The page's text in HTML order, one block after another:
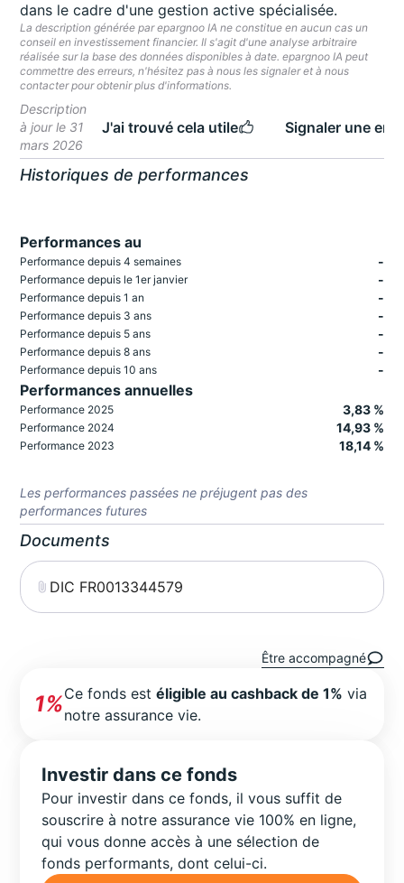
dans le cadre d'une gestion active spécialisée.
La description générée par epargnoo IA ne constitue en aucun cas un
conseil en investissement financier. Il s'agit d'une analyse arbitraire
réalisée sur la base des données disponibles à date. epargnoo IA peut
commettre des erreurs, n'hésitez pas à nous les signaler et à nous
contacter pour obtenir plus d'informations.
Description
à jour le 31
mars 2026
J'ai trouvé cela utile Signaler une
Historiques de performances
Performances au
Performance depuis 4 semaines -
Performance depuis le 1er janvier -
Performance depuis 1 an -
Performance depuis 3 ans -
Performance depuis 5 ans -
Performance depuis 8 ans -
Performance depuis 10 ans -
Performances annuelles
Performance 2025 3,83 %
Performance 2024 14,93 %
Performance 2023 18,14 %
Les performances passées ne préjugent pas des
performances futures
Documents
DIC FR0013344579
Être accompagné
1%Ce fonds estéligible au cashback de 1% via
notre assurance vie.
Investir dans ce fonds
Pour investir dans ce fonds, il vous suffit de
souscrire à notre assurance vie 100% en ligne,
qui vous donne accès à une sélection de
fonds performants, dont celui-ci.